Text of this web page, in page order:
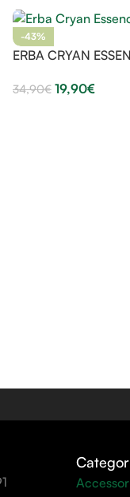
-43%
ERBA CRYAN
34,90€ 19,90€